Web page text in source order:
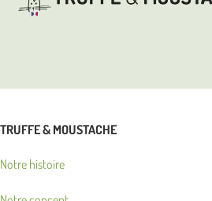
TRUFFE & MOUSTACHE
Notre histoire